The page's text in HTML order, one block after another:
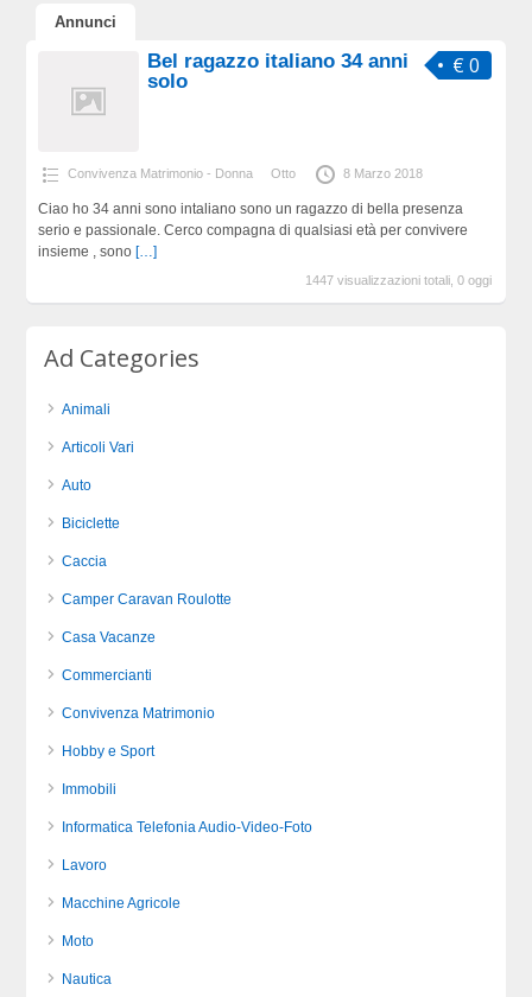
Annunci
€ 0
Bel ragazzo italiano 34 anni
solo
Convivenza Matrimonio - Donna Otto 8 Marzo 2018
Ciao ho 34 anni sono intaliano sono un ragazzo di bella presenza
serio e passionale. Cerco compagna di qualsiasi età per convivere
insieme , sono […]
1447 visualizzazioni totali, 0 oggi
Ad Categories
Animali
Articoli Vari
Auto
Biciclette
Caccia
Camper Caravan Roulotte
Casa Vacanze
Commercianti
Convivenza Matrimonio
Hobby e Sport
Immobili
Informatica Telefonia Audio-Video-Foto
Lavoro
Macchine Agricole
Moto
Nautica